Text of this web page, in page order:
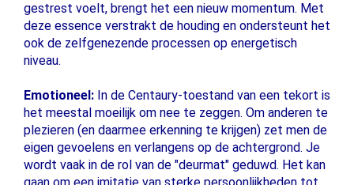
gestrest voelt, brengt het een nieuw momentum. Met
deze essence verstrakt de houding en ondersteunt het
ook de zelfgenezende processen op energetisch
niveau.
Emotioneel: In de Centaury-toestand van een tekort is
het meestal moeilijk om nee te zeggen. Om anderen te
plezieren (en daarmee erkenning te krijgen) zet men de
eigen gevoelens en verlangens op de achtergrond. Je
wordt vaak in de rol van de "deurmat" geduwd. Het kan